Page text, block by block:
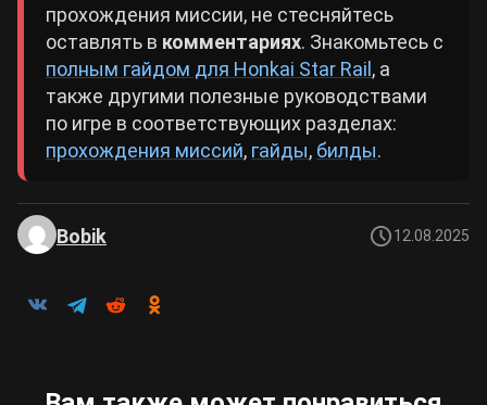
прохождения миссии, не стесняйтесь
оставлять в комментариях. Знакомьтесь с
полным гайдом для Honkai Star Rail , а
также другими полезные руководствами
по игре в соответствующих разделах:
прохождения миссий, гайды, билды.
Bobik 12.08.2025